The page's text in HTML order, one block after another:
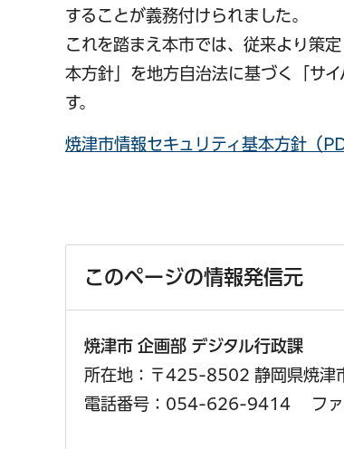
することが義務付けられました。
これを踏まえ本市では、従来より策
本方針」を地方自治法に基づく「サ
す。
焼津市情報セキュリティ基本方針（
このページの情報発信元
焼津市 企画部 デジタル行政課
所在地：〒425-8502 静岡県焼津
電話番号：054-626-9414
フ